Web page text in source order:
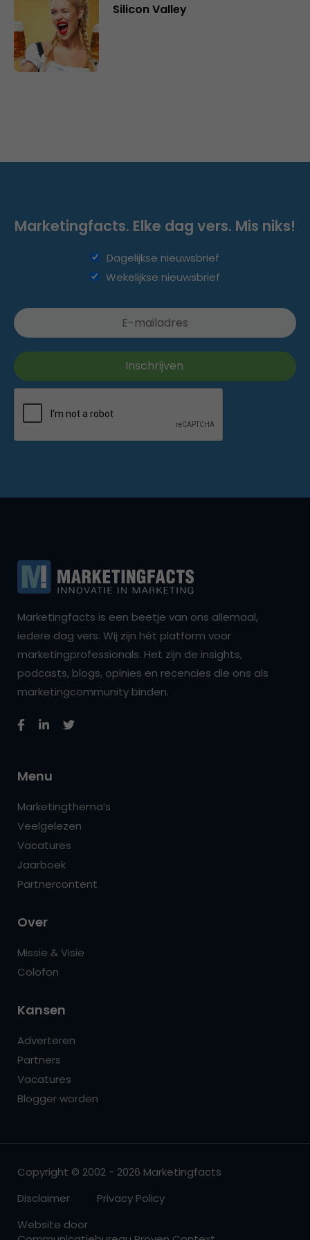
Silicon Valley
Marketingfacts. Elke dag vers. Mis niks!
Dagelijkse nieuwsbrief
Wekelijkse nieuwsbrief
Marketingfacts is een beetje van ons allemaal,
iedere dag vers. Wij zijn hét platform voor
marketingprofessionals. Het zijn de insights,
podcasts, blogs, opinies en recencies die ons als
marketingcommunity binden.
Menu
Marketingthema’s
Veelgelezen
Vacatures
Jaarboek
Partnercontent
Over
Missie & Visie
Colofon
Kansen
Adverteren
Partners
Vacatures
Blogger worden
Copyright © 2002 - 2026 Marketingfacts
Disclaimer
Privacy Policy
Website door